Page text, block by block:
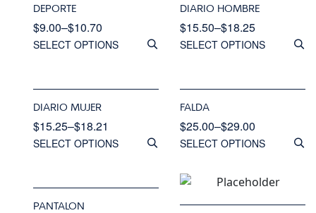
DEPORTE
$9.00–$10.70
SELECT OPTIONS
DIARIO HOMBRE
$15.50–$18.25
SELECT OPTIONS
DIARIO MUJER
$15.25–$18.21
SELECT OPTIONS
FALDA
$25.00–$29.00
SELECT OPTIONS
PANTALON